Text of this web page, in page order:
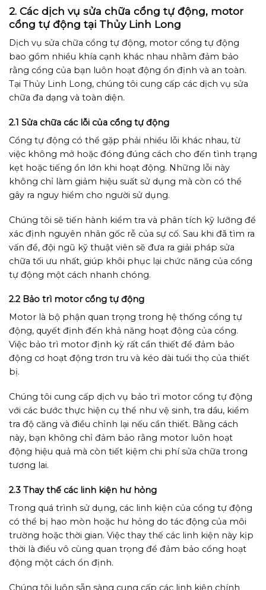
2. Các dịch vụ sửa chữa cổng tự động, motor
cổng tự động tại Thủy Linh Long
Dịch vụ sửa chữa cổng tự động, motor cổng tự động
bao gồm nhiều khía cạnh khác nhau nhằm đảm bảo
rằng cổng của bạn luôn hoạt động ổn định và an toàn.
Tại Thủy Linh Long, chúng tôi cung cấp các dịch vụ sửa
chữa đa dạng và toàn diện.
2.1 Sửa chữa các lỗi của cổng tự động
Cổng tự động có thể gặp phải nhiều lỗi khác nhau, từ
việc không mở hoặc đóng đúng cách cho đến tình trạng
kẹt hoặc tiếng ồn lớn khi hoạt động. Những lỗi này
không chỉ làm giảm hiệu suất sử dụng mà còn có thể
gây ra nguy hiểm cho người sử dụng.
Chúng tôi sẽ tiến hành kiểm tra và phân tích kỹ lưỡng để
xác định nguyên nhân gốc rễ của sự cố. Sau khi đã tìm ra
vấn đề, đội ngũ kỹ thuật viên sẽ đưa ra giải pháp sửa
chữa tối ưu nhất, giúp khôi phục lại chức năng của cổng
tự động một cách nhanh chóng.
2.2 Bảo trì motor cổng tự động
Motor là bộ phận quan trọng trong hệ thống cổng tự
động, quyết định đến khả năng hoạt động của cổng.
Việc bảo trì motor định kỳ rất cần thiết để đảm bảo
động cơ hoạt động trơn tru và kéo dài tuổi thọ của thiết
bị.
Chúng tôi cung cấp dịch vụ bảo trì motor cổng tự động
với các bước thực hiện cụ thể như vệ sinh, tra dầu, kiểm
tra độ căng và điều chỉnh lại nếu cần thiết. Bằng cách
này, bạn không chỉ đảm bảo rằng motor luôn hoạt
động hiệu quả mà còn tiết kiệm chi phí sửa chữa trong
tương lai.
2.3 Thay thế các linh kiện hư hỏng
Trong quá trình sử dụng, các linh kiện của cổng tự động
có thể bị hao mòn hoặc hư hỏng do tác động của môi
trường hoặc thời gian. Việc thay thế các linh kiện này kịp
thời là điều vô cùng quan trọng để đảm bảo cổng hoạt
động một cách ổn định.
Chúng tôi luôn sẵn sàng cung cấp các linh kiện chính